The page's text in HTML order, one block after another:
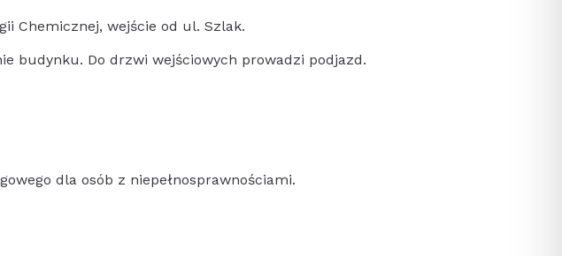
Chemicznej, wejście od ul. Szlak.
budynku. Do drzwi wejściowych prowadzi podjazd.
dla osób z niepełnosprawnościami.